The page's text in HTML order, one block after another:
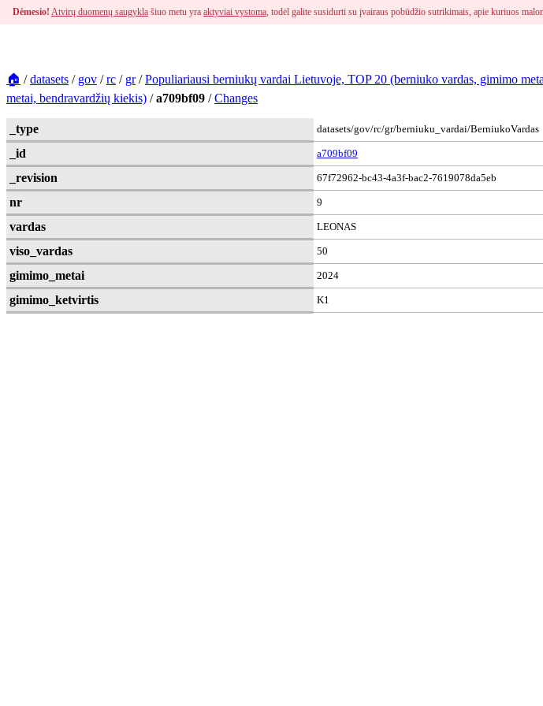
Dėmesio! Atvirų duomenų saugykla šiuo metu yra aktyviai vystoma, todėl galite susidurti su įvairaus pobūdžio sutrikimais, apie kuriuos
🏠 /datasets / gov /rc / gr/Populiariausi berniukų vardai Lietuvoje, TOP 20 (berniuko vardas, gimimo
metai, bendravardžių kiekis) /a709bf09 /Changes
_type datasets/gov/rc/gr/berniuku_vardai/BerniukoVardas
_id a709bf09
_revision 67f72962-bc43-4a3f-bac2-7619078da5eb
nr 9
vardas LEONAS
viso_vardas 50
gimimo_metai 2024
gimimo_ketvirtis K1